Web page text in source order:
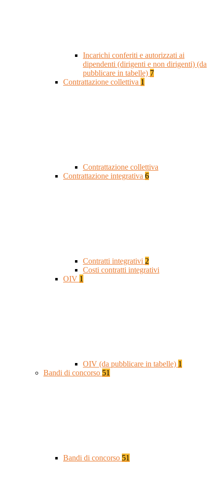
Incarichi conferiti e autorizzati ai
dipendenti (dirigenti e non dirigenti) (da
pubblicare in tabelle) 7
Contrattazione collettiva 1
Contrattazione collettiva
Contrattazione integrativa 6
Contratti integrativi 2
Costi contratti integrativi
OIV 1
OIV (da pubblicare in tabelle) 1
Bandi di concorso 51
Bandi di concorso 51